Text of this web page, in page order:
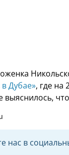
Дубае», где на
выяснилось, что
нас в